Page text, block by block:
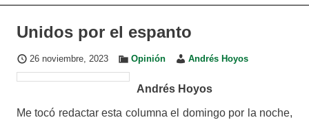
Unidos por el espanto
26 noviembre, 2023 Opinión Andrés Hoyos
Andrés Hoyos
Me tocó redactar esta columna el domingo por la noche,